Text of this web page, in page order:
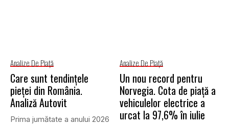
Analize De Piață
Care sunt tendințele
pieței din România.
Analiză Autovit
Prima jumătate a anului 2026
Analize De Piață
Un nou record pentru
Norvegia. Cota de piață a
vehiculelor electrice a
urcat la 97,6% în iulie